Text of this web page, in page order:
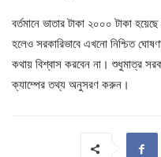
বর্তমানে ভাতার টাকা ২০০০ টাকা
হলেও সরকারিভাবে এখনো নিশ্চিত
কথায় বিশ্বাস করবেন না। শুধুমাত্র
ক্যাম্পের তথ্য অনুসরণ করুন।